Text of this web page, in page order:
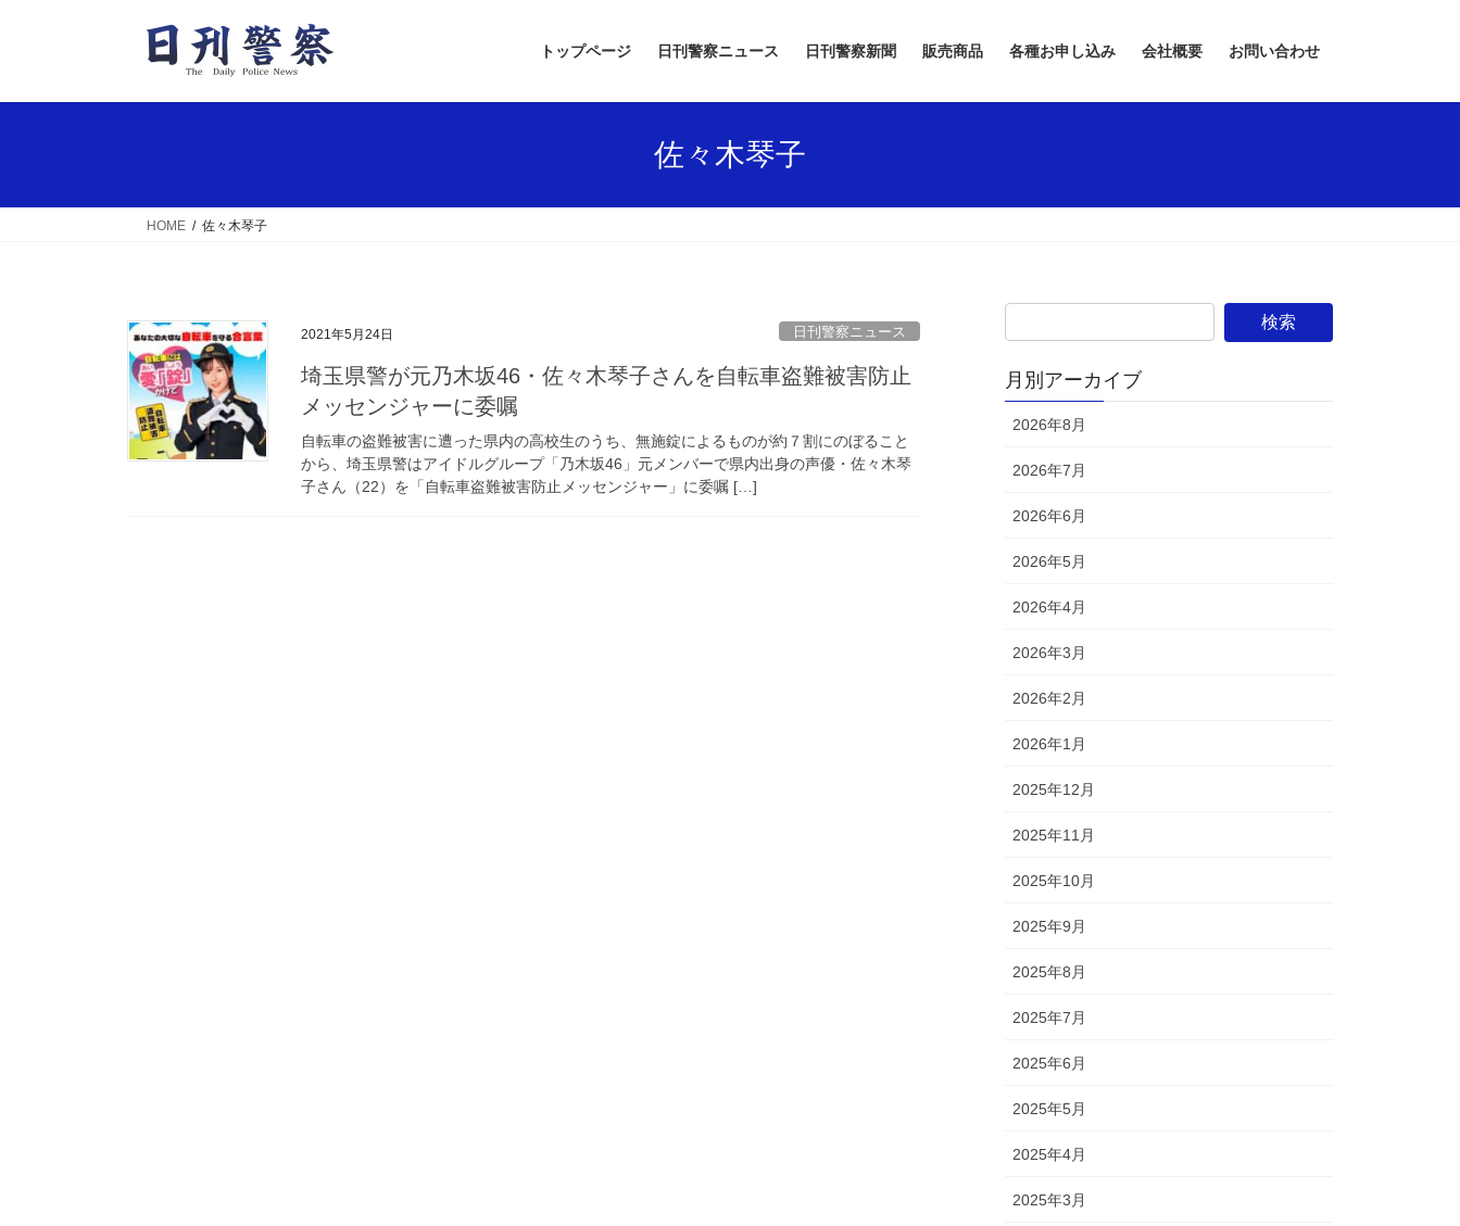
トップページ 日刊警察ニュース 日刊警察新聞 販売商品 各種お申し込み 会社概要 お問い合わせ
佐々木琴子
HOME 佐々木琴子
2021年5月24日 日刊警察ニュース
埼玉県警が元乃木坂46・佐々木琴子さんを自転車盗難被害防止
メッセンジャーに委嘱
自転車の盗難被害に遭った県内の高校生のうち、無施錠によるものが約７割にのぼること
から、埼玉県警はアイドルグループ「乃木坂46」元メンバーで県内出身の声優・佐々木琴
子さん（22）を「自転車盗難被害防止メッセンジャー」に委嘱 […]
月別アーカイブ
2026年8月
2026年7月
2026年6月
2026年5月
2026年4月
2026年3月
2026年2月
2026年1月
2025年12月
2025年11月
2025年10月
2025年9月
2025年8月
2025年7月
2025年6月
2025年5月
2025年4月
2025年3月